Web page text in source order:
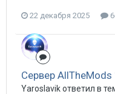
22 декабря 2025
Сервер AllTheMods
Yaroslavik ответил в